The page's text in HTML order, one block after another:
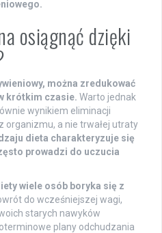
osiągnąć dzięki
można zredukować
krótkim czasie. Warto jednak
wynikiem eliminacji
organizmu, a nie trwałej utraty
dieta charakteryzuje się
prowadzi do uczucia
wiele osób boryka się z
do wcześniejszej wagi,
starych nawyków
plany odchudzania